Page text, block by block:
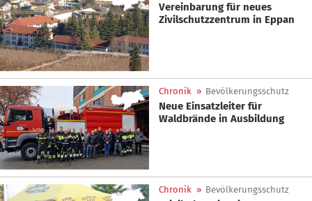
Vereinbarung für neues
Zivilschutzzentrum in Eppan
Chronik » Bevölkerungsschutz
Neue Einsatzleiter für
Waldbrände in Ausbildung
Chronik » Bevölkerungsschutz